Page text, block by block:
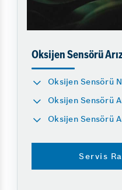
Oksijen Sensörü
Oksijen Sensörü
Oksijen Sensörü
Oksijen Sensörü
Servis